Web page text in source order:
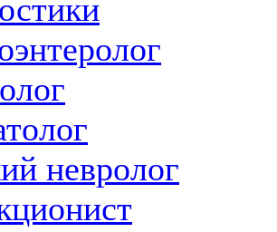
невролог